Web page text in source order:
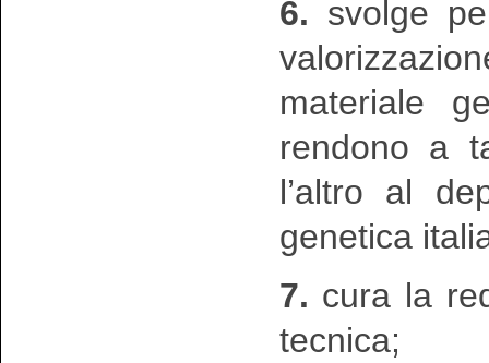
6. svolge
materiale
rendono a
l’altro al
genetica
7. cura la
tecnica;